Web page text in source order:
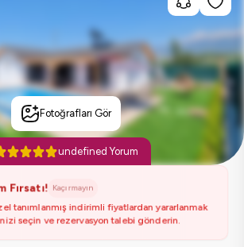
Fotoğrafları Gör
undefined Yorum
Fırsatı! Kaçırmayın
tanımlanmış indirimli fiyatlardan yararlanmak
seçin ve rezervasyon talebi gönderin.